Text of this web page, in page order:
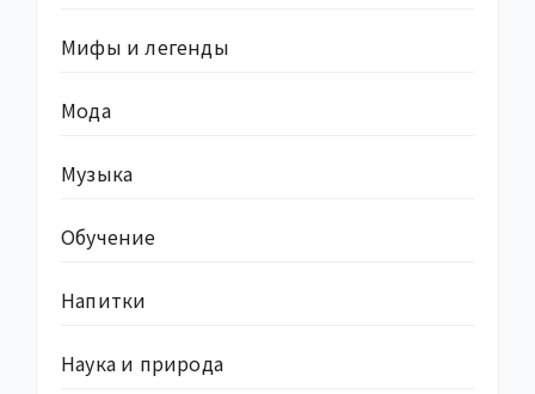
Мифы и легенды
Мода
Музыка
Обучение
Напитки
Наука и природа